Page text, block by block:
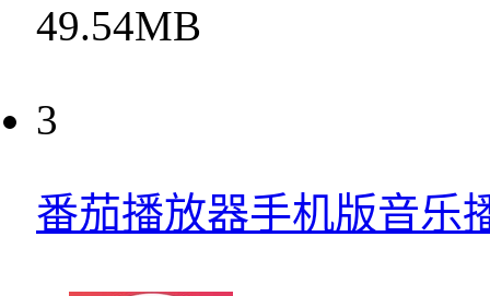
49.54MB
3
番茄播放器手机版音乐